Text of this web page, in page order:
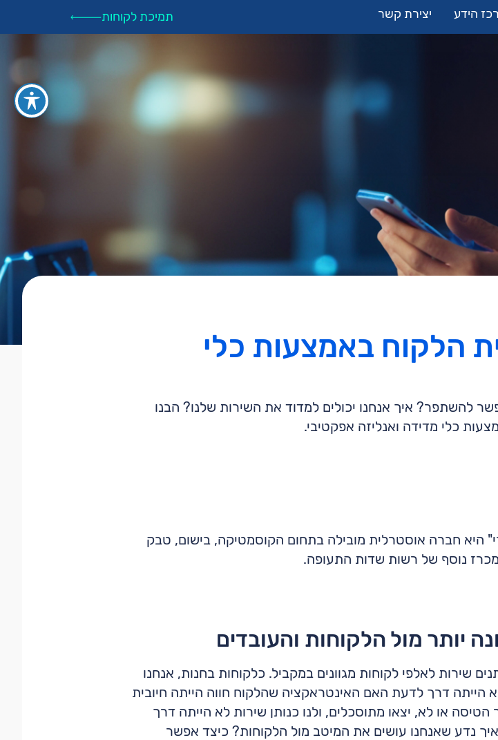
הידע יצירת קשר תמיכת לקוחות
הלקוח באמצעות כלי
להשתפר? איך אנחנו יכולים למדוד את השירות שלנו? הבנו
כלי מדידה ואנליזה אפקטיבי.
היא חברה אוסטרלית מובילה בתחום הקוסמטיקה, בישום, טבק
יותר מול הלקוחות והעובדים
לאלפי לקוחות מגוונים במקביל. כלקוחות בחנות, אנחנו
הייתה דרך לדעת האם האינטראקציה שהלקוח חווה הייתה חיובית
או לא, יצאו מתוסכלים, ולנו כנותן שירות לא הייתה דרך
נדע שאנחנו עושים את המיטב מול הלקוחות? כיצד אפשר